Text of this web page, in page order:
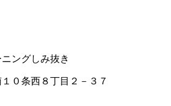
ニングしみ抜き
０条西８丁目２－３７